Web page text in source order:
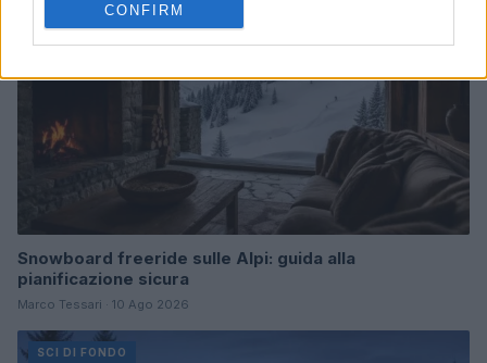
CONFIRM
Snowboard freeride sulle Alpi: guida alla
pianificazione sicura
Marco Tessari · 10 Ago 2026
SCI DI FONDO